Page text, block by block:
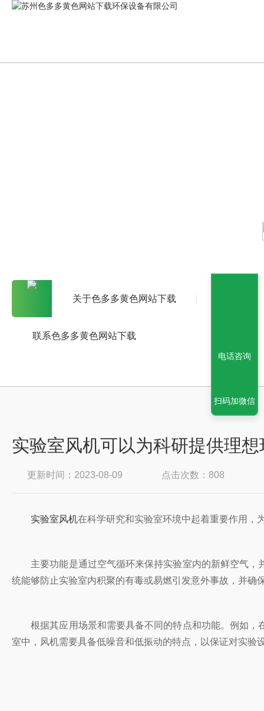
关于色多多黄色网站下载
联系色多多黄色网站下载
实验室风机可以为科研提供理想
更新时间：2023-08-09 点击次数：808
实验室风机在科学研究和实验室环境中起着重要作用，
主要功能是通过空气循环来保持实验室内的新鲜空气，并
统能够防止实验室内积聚的有毒或易燃引发意外事故，并确
根据其应用场景和需要具备不同的特点和功能。例如，
室中，风机需要具备低噪音和低振动的特点，以保证对实
电话咨询
扫码加微信